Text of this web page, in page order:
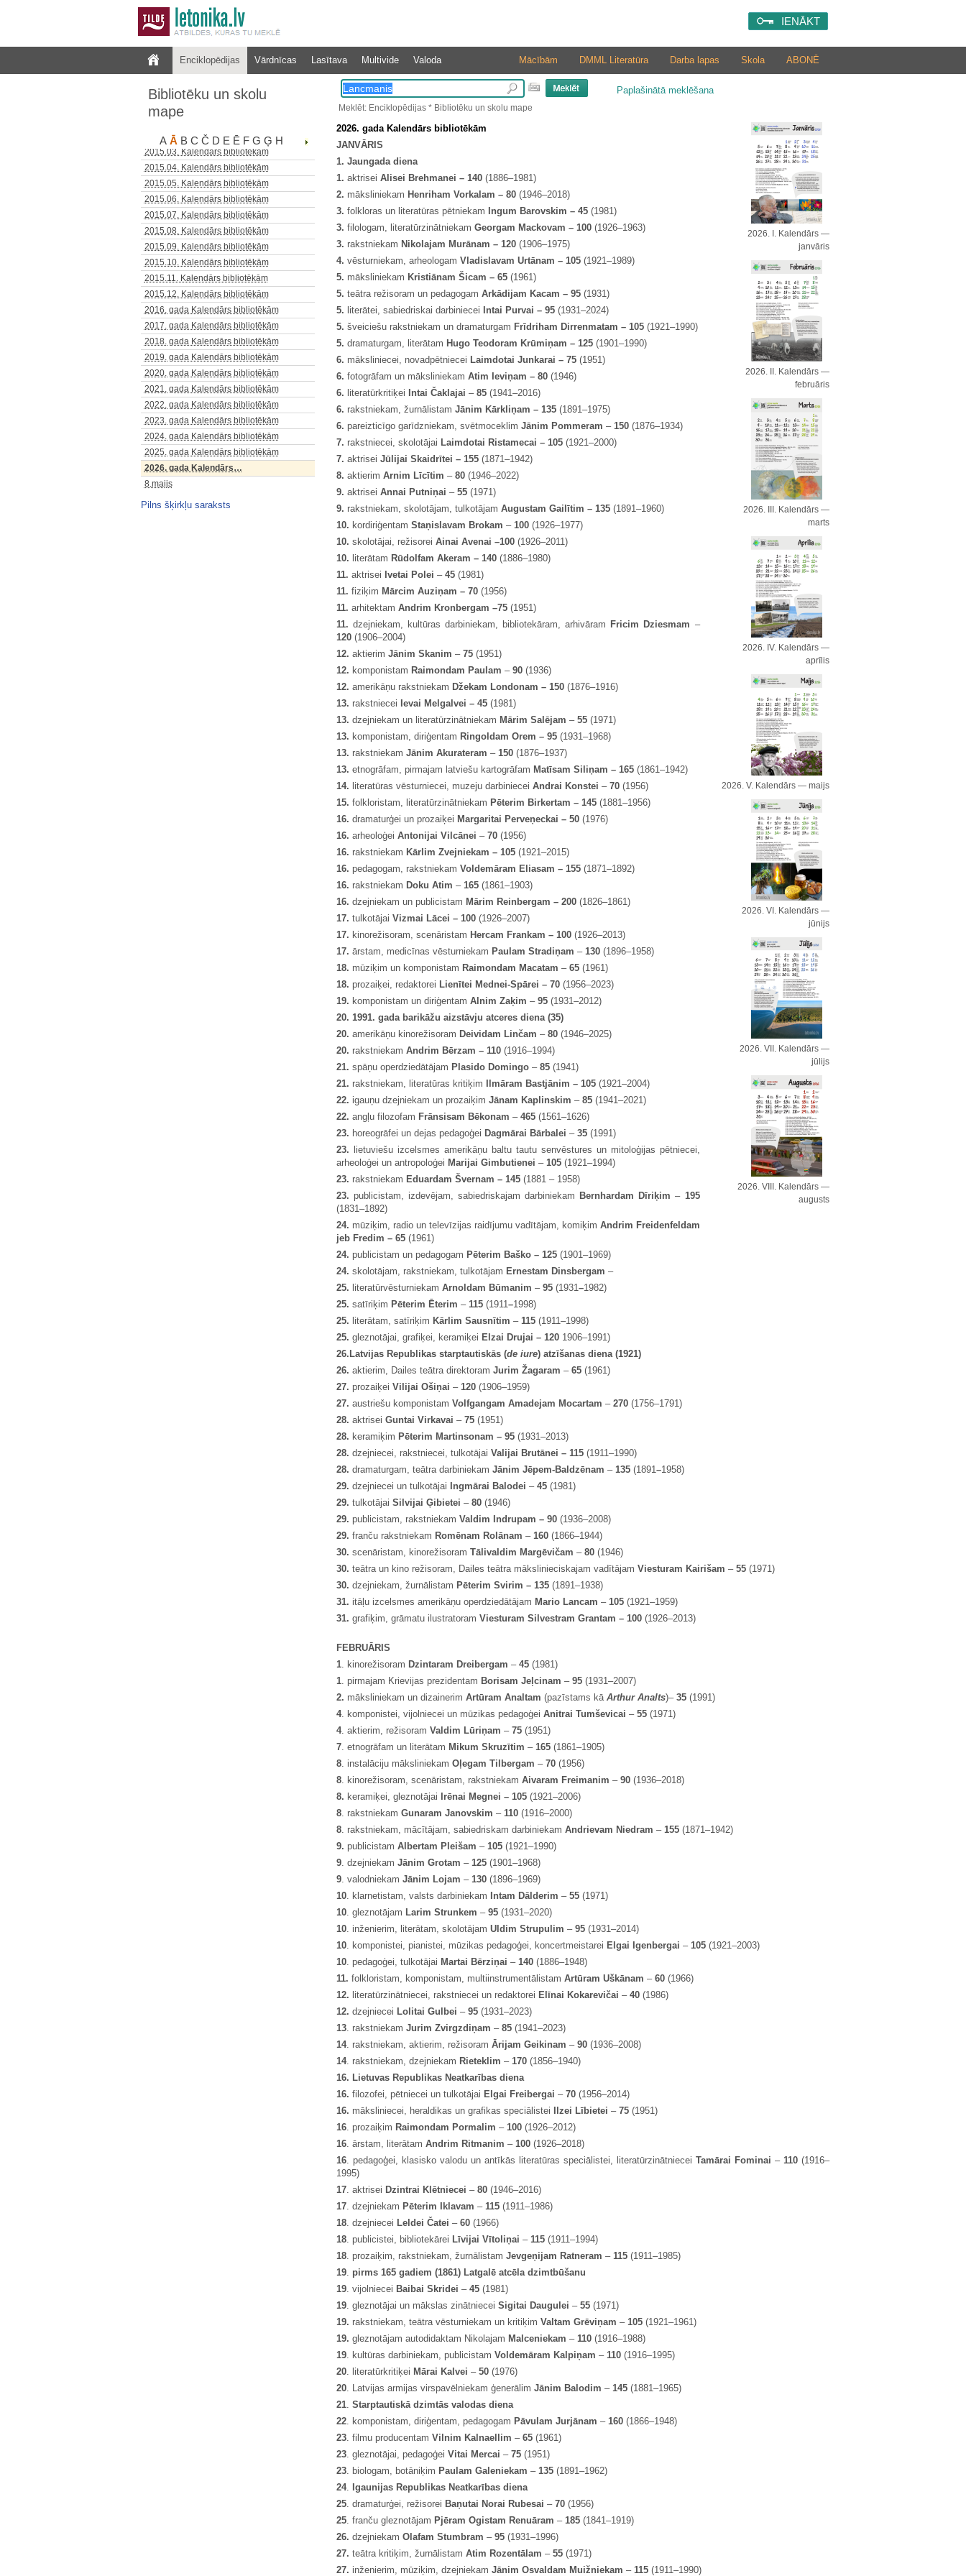
IENĀKT
Enciklopēdijas Vārdnīcas Lasītava Multivide Valoda ABONĒ
Skola
Darba lapas
DMML Literatūra
Mācībām
Bibliotēku un skolu
mape
A Ā B C Č D E Ē F G Ģ H
2014.06. Kalendārs bibliotēkām
2014.07. Kalendārs bibliotēkām
2014.09. Kalendārs bibliotēkām
2014.10. Kalendārs bibliotēkām
2014.11. Kalendārs bibliotēkām
2015.01. Kalendārs bibliotēkām
2015.02. Kalendārs bibliotēkām
2015.03. Kalendārs bibliotēkām
2015.04. Kalendārs bibliotēkām
2015.05. Kalendārs bibliotēkām
2015.06. Kalendārs bibliotēkām
2015.07. Kalendārs bibliotēkām
2015.08. Kalendārs bibliotēkām
2015.09. Kalendārs bibliotēkām
2015.10. Kalendārs bibliotēkām
2015.11. Kalendārs bibliotēkām
2015.12. Kalendārs bibliotēkām
2016. gada Kalendārs bibliotēkām
2017. gada Kalendārs bibliotēkām
2018. gada Kalendārs bibliotēkām
2019. gada Kalendārs bibliotēkām
2020. gada Kalendārs bibliotēkām
2021. gada Kalendārs bibliotēkām
2022. gada Kalendārs bibliotēkām
2023. gada Kalendārs bibliotēkām
2024. gada Kalendārs bibliotēkām
2025. gada Kalendārs bibliotēkām
2026. gada Kalendārs…
8.maijs
Pilns šķirkļu saraksts
Paplašinātā meklēšana
Meklēt: Enciklopēdijas * Bibliotēku un skolu mape
2026. I. Kalendārs —
janvāris
2026. II. Kalendārs —
februāris
2026. III. Kalendārs —
marts
2026. IV. Kalendārs —
aprīlis
2026. V. Kalendārs — maijs
2026. VI. Kalendārs —
jūnijs
2026. VII. Kalendārs —
jūlijs
2026. VIII. Kalendārs —
augusts
2026. gada Kalendārs bibliotēkām
JANVĀRIS
1. Jaungada diena
1. aktrisei Alisei Brehmanei – 140 (1886–1981)
2. māksliniekam Henriham Vorkalam – 80 (1946–2018)
3. folkloras un literatūras pētniekam Ingum Barovskim – 45(1981)
3. filologam, literatūrzinātniekam Georgam Mackovam – 100(1926–1963)
3. rakstniekam Nikolajam Murānam – 120(1906–1975)
4. vēsturniekam, arheologam Vladislavam Urtānam – 105 (1921–1989)
5. māksliniekam Kristiānam Šicam – 65(1961)
5. teātra režisoram un pedagogam Arkādijam Kacam – 95 (1931)
5. literātei, sabiedriskai darbiniecei Intai Purvai – 95(1931–2024)
5. šveiciešu rakstniekam un dramaturgam Frīdriham Dirrenmatam – 105 (1921–1990)
5. dramaturgam, literātam Hugo Teodoram Krūmiņam – 125(1901–1990)
6. māksliniecei, novadpētniecei Laimdotai Junkarai – 75(1951)
6. fotogrāfam un māksliniekam Atim Ieviņam – 80 (1946)
6. literatūrkritiķei Intai Čaklajai – 85 (1941–2016)
6. rakstniekam, žurnālistam Jānim Kārkliņam – 135 (1891–1975)
6. pareizticīgo garīdzniekam, svētmoceklim Jānim Pommeram – 150 (1876–1934)
7. rakstniecei, skolotājai Laimdotai Ristamecai – 105(1921–2000)
7. aktrisei Jūlijai Skaidrītei – 155 (1871–1942)
8. aktierim Arnim Līcītim – 80 (1946–2022)
9. aktrisei Annai Putniņai – 55 (1971)
9. rakstniekam, skolotājam, tulkotājam Augustam Gailītim – 135(1891–1960)
10. kordiriģentam Staņislavam Brokam – 100 (1926–1977)
10. skolotājai, režisorei Ainai Avenai –100 (1926–2011)
10. literātam Rūdolfam Akeram – 140(1886–1980)
11. aktrisei Ivetai Polei –45 (1981)
11. fiziķim Mārcim Auziņam – 70 (1956)
11. arhitektam Andrim Kronbergam –75 (1951)
11. dzejniekam, kultūras darbiniekam, bibliotekāram, arhivāram Fricim Dziesmam –
120 (1906–2004)
12. aktierim Jānim Skanim – 75 (1951)
12. komponistam Raimondam Paulam – 90 (1936)
12. amerikāņu rakstniekam Džekam Londonam – 150 (1876–1916)
13. rakstniecei Ievai Melgalvei – 45 (1981)
13. dzejniekam un literatūrzinātniekam Mārim Salējam – 55 (1971)
13. komponistam, diriģentam Ringoldam Orem – 95 (1931–1968)
13. rakstniekam Jānim Akurateram – 150 (1876–1937)
13. etnogrāfam, pirmajam latviešu kartogrāfam Matīsam Siliņam – 165 (1861–1942)
14. literatūras vēsturniecei, muzeju darbiniecei Andrai Konstei – 70 (1956)
15. folkloristam, literatūrzinātniekam Pēterim Birkertam – 145 (1881–1956)
16. dramaturģei un prozaiķei Margaritai Perveņeckai – 50(1976)
16. arheoloģei Antonijai Vilcānei –70(1956)
16. rakstniekam Kārlim Zvejniekam – 105(1921–2015)
16. pedagogam, rakstniekam Voldemāram Eliasam – 155(1871–1892)
16. rakstniekam Doku Atim –165 (1861–1903)
16. dzejniekam un publicistam Mārim Reinbergam – 200(1826–1861)
17. tulkotājai Vizmai Lācei – 100(1926–2007)
17. kinorežisoram, scenāristam Hercam Frankam – 100(1926–2013)
17. ārstam, medicīnas vēsturniekam Paulam Stradiņam – 130 (1896–1958)
18. mūziķim un komponistam Raimondam Macatam –65 (1961)
18. prozaiķei, redaktorei Lienītei Mednei-Spārei – 70(1956–2023)
19. komponistam un diriģentam Alnim Zaķim –95 (1931–2012)
20. 1991. gada barikāžu aizstāvju atceres diena (35)
20. amerikāņu kinorežisoram Deividam Linčam – 80 (1946–2025)
20. rakstniekam Andrim Bērzam – 110(1916–1994)
21. spāņu operdziedātājam Plasido Domingo –85 (1941)
21. rakstniekam, literatūras kritiķim Ilmāram Bastjānim – 105(1921–2004)
22. igauņu dzejniekam un prozaiķim Jānam Kaplinskim –85 (1941–2021)
22. angļu filozofam Frānsisam Bēkonam –465 (1561–1626)
23. horeogrāfei un dejas pedagoģei Dagmārai Bārbalei –35(1991)
23.
lietuviešu izcelsmes amerikāņu baltu tautu senvēstures un mitoloģijas pētniecei,
arheoloģei un antropoloģei Marijai Gimbutienei –105 (1921–1994)
23. rakstniekam Eduardam Švernam – 145(1881 – 1958)
23. publicistam, izdevējam, sabiedriskajam darbiniekam Bernhardam Dīriķim–195
(1831–1892)
24. mūziķim, radio un televīzijas raidījumu vadītājam, komiķim Andrim Freidenfeldam
jeb Fredim – 65(1961)
24. publicistam un pedagogam Pēterim Baško – 125(1901–1969)
24. skolotājam, rakstniekam, tulkotājam Ernestam Dinsbergam –
25. literatūrvēsturniekam Arnoldam Būmanim –95 (1931–1982)
25. satīriķim Pēterim Ēterim –115 (1911–1998)
25. literātam, satīriķim Kārlim Sausnītim – 115 (1911–1998)
25. gleznotājai, grafiķei, keramiķei Elzai Drujai – 1201906–1991)
26. Latvijas Republikas starptautiskās (de iure) atzīšanas diena (1921)
26. aktierim, Dailes teātra direktoram Jurim Žagaram –65 (1961)
27. prozaiķei Vilijai Ošiņai – 120 (1906–1959)
27. austriešu komponistam Volfgangam Amadejam Mocartam – 270 (1756–1791)
28. aktrisei Guntai Virkavai – 75 (1951)
28. keramiķim Pēterim Martinsonam – 95 (1931–2013)
28. dzejniecei, rakstniecei, tulkotājai Valijai Brutānei – 115(1911–1990)
28. dramaturgam, teātra darbiniekam Jānim Jēpem-Baldzēnam –135 (1891–1958)
29. dzejniecei un tulkotājai Ingmārai Balodei –45 (1981)
29. tulkotājai Silvijai Ģibietei –80 (1946)
29. publicistam, rakstniekam Valdim Indrupam – 90(1936–2008)
29. franču rakstniekam Romēnam Rolānam –160 (1866–1944)
30. scenāristam, kinorežisoram Tālivaldim Margēvičam –80 (1946)
30. teātra un kino režisoram, Dailes teātra mākslinieciskajam vadītājam Viesturam Kairišam –55 (1971)
30. dzejniekam, žurnālistam Pēterim Svirim – 135(1891–1938)
31. itāļu izcelsmes amerikāņu operdziedātājam Mario Lancam –105 (1921–1959)
31. grafiķim, grāmatu ilustratoram Viesturam Silvestram Grantam – 100(1926–2013)
FEBRUĀRIS
1. kinorežisoram Dzintaram Dreibergam –45 (1981)
1. pirmajam Krievijas prezidentam Borisam Jeļcinam – 95 (1931–2007)
2. māksliniekam un dizainerim Artūram Analtam (pazīstams kā Arthur Analts)–35 (1991)
4. komponistei, vijolniecei un mūzikas pedagoģei Anitrai Tumševicai –55 (1971)
4. aktierim, režisoram Valdim Lūriņam – 75 (1951)
7. etnogrāfam un literātam Mikum Skruzītim – 165 (1861–1905)
8. instalāciju māksliniekam Oļegam Tilbergam –70 (1956)
8. kinorežisoram, scenāristam, rakstniekam Aivaram Freimanim – 90 (1936–2018)
8. keramiķei, gleznotājai Irēnai Megnei – 105 (1921–2006)
8. rakstniekam Gunaram Janovskim – 110 (1916–2000)
8. rakstniekam, mācītājam, sabiedriskam darbiniekam Andrievam Niedram – 155 (1871–1942)
9. publicistam Albertam Pleišam –105 (1921–1990)
9. dzejniekam Jānim Grotam – 125 (1901–1968)
9. valodniekam Jānim Lojam – 130 (1896–1969)
10. klarnetistam, valsts darbiniekam Intam Dālderim –55 (1971)
10. gleznotājam Larim Strunkem – 95 (1931–2020)
10. inženierim, literātam, skolotājam Uldim Strupulim – 95 (1931–2014)
10. komponistei, pianistei, mūzikas pedagoģei, koncertmeistarei Elgai Igenbergai – 105 (1921–2003)
10. pedagoģei, tulkotājai Martai Bērziņai – 140 (1886–1948)
11. folkloristam, komponistam, multiinstrumentālistam Artūram Uškānam –60 (1966)
12. literatūrzinātniecei, rakstniecei un redaktorei Elīnai Kokarevičai –40 (1986)
12. dzejniecei Lolitai Gulbei –95 (1931–2023)
13. rakstniekam Jurim Zvirgzdiņam – 85 (1941–2023)
14. rakstniekam, aktierim, režisoram Ārijam Geikinam – 90 (1936–2008)
14. rakstniekam, dzejniekam Rieteklim – 170 (1856–1940)
16. Lietuvas Republikas Neatkarības diena
16. filozofei, pētniecei un tulkotājai Elgai Freibergai –70 (1956–2014)
16. māksliniecei, heraldikas un grafikas speciālistei Ilzei Lībietei –75(1951)
16. prozaiķim Raimondam Pormalim – 100 (1926–2012)
16. ārstam, literātam Andrim Ritmanim – 100 (1926–2018)
16. pedagoģei, klasisko valodu un antīkās literatūras speciālistei, literatūrzinātniecei Tamārai Fominai – 110 (1916–
1995)
17. aktrisei Dzintrai Klētniecei – 80 (1946–2016)
17. dzejniekam Pēterim Iklavam – 115 (1911–1986)
18. dzejniecei Leldei Čatei – 60 (1966)
18. publicistei, bibliotekārei Līvijai Vītoliņai – 115 (1911–1994)
18. prozaiķim, rakstniekam, žurnālistam Jevgeņijam Ratneram – 115 (1911–1985)
19. pirms 165 gadiem (1861) Latgalē atcēla dzimtbūšanu
19. vijolniecei Baibai Skridei –45 (1981)
19. gleznotājai un mākslas zinātniecei Sigitai Daugulei –55 (1971)
19. rakstniekam, teātra vēsturniekam un kritiķim Valtam Grēviņam – 105 (1921–1961)
19. gleznotājam autodidaktam Nikolajam Malceniekam –110 (1916–1988)
19. kultūras darbiniekam, publicistam Voldemāram Kalpiņam – 110 (1916–1995)
20. literatūrkritiķei Mārai Kalvei –50 (1976)
20. Latvijas armijas virspavēlniekam ģenerālim Jānim Balodim –145 (1881–1965)
21. Starptautiskā dzimtās valodas diena
22. komponistam, diriģentam, pedagogam Pāvulam Jurjānam – 160 (1866–1948)
23. filmu producentam Vilnim Kalnaellim – 65 (1961)
23. gleznotājai, pedagoģei Vitai Mercai – 75 (1951)
23. biologam, botāniķim Paulam Galeniekam – 135 (1891–1962)
24. Igaunijas Republikas Neatkarības diena
25. dramaturģei, režisorei Baņutai Norai Rubesai –70 (1956)
25. franču gleznotājam Pjēram Ogistam Renuāram – 185 (1841–1919)
26. dzejniekam Olafam Stumbram – 95 (1931–1996)
27. teātra kritiķim, žurnālistam Atim Rozentālam – 55 (1971)
27. inženierim, mūziķim, dzejniekam Jānim Osvaldam Muižniekam – 115 (1911–1990)